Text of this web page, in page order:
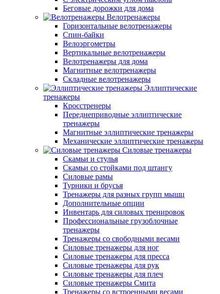
Беговые дорожки для дома
Велотренажеры
Горизонтальные велотренажеры
Спин-байки
Велоэргометры
Вертикальные велотренажеры
Велотренажеры для дома
Магнитные велотренажеры
Складные велотренажеры
Эллиптические
тренажеры
Кросстренеры
Переднеприводные эллиптические
тренажеры
Магнитные эллиптические тренажеры
Механические эллиптические тренажеры
Силовые тренажеры
Скамьи и стулья
Скамьи со стойками под штангу
Силовые рамы
Турники и брусья
Тренажеры для разных групп мышц
Дополнительные опции
Инвентарь для силовых тренировок
Профессиональные грузоблочные
тренажеры
Тренажеры со свободными весами
Силовые тренажеры для ног
Силовые тренажеры для пресса
Силовые тренажеры для рук
Силовые тренажеры для плеч
Силовые тренажеры Смита
Тренажеры со встроенными весами